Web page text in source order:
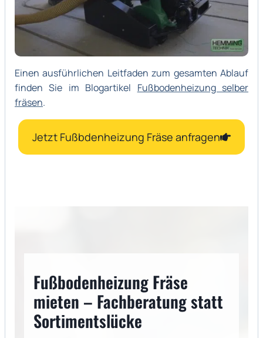
Einen ausführlichen Leitfaden zum gesamten Ablauf
finden Sie im Blogartikel Fußbodenheizung selber
fräsen.
Jetzt Fußbdenheizung Fräse anfragen
Fußbodenheizung Fräse
mieten – Fachberatung statt
Sortimentslücke